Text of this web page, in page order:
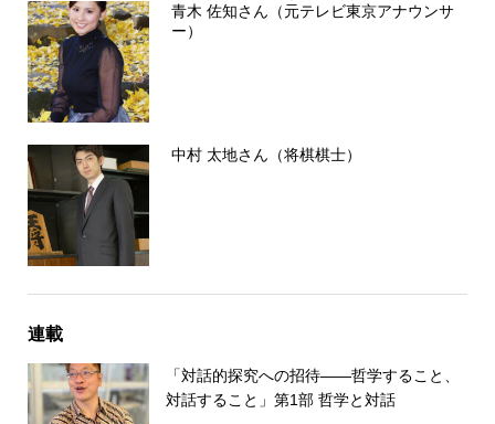
青木 佐知さん（元テレビ東京アナウンサ
ー）
中村 太地さん（将棋棋士）
連載
「対話的探究への招待――哲学すること、
対話すること」第1部 哲学と対話